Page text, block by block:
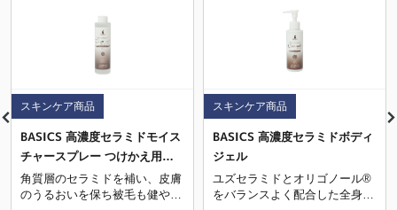
スキンケア商品
BASICS 高濃度セラミドモイス
チャースプレー つけかえ用
200mL
角質層のセラミドを補い、皮膚
のうるおいを保ち被毛も健やか
スキンケア商品
BASICS 高濃度セラミドボディ
ジェル
ユズセラミドとオリゴノール®
をバランスよく配合した全身用